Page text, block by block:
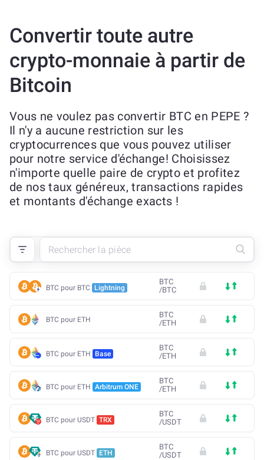
Convertir toute autre
crypto-monnaie à partir de
Bitcoin
Vous ne voulez pas convertir BTC en PEPE ?
Il n'y a aucune restriction sur les
cryptocurrences que vous pouvez utiliser
pour notre service d'échange! Choisissez
n'importe quelle paire de crypto et profitez
de nos taux généreux, transactions rapides
et montants d'échange exacts !
BTC pour BTC Lightning
BTC
/BTC
BTC pour ETH
BTC
/ETH
BTC pour ETH Base
BTC
/ETH
BTC pour ETH Arbitrum ONE
BTC
/ETH
BTC pour USDT TRX
BTC
/USDT
BTC pour USDT ETH
BTC
/USDT